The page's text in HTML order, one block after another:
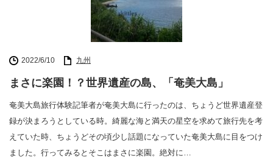
2022/6/10 九州
まさに楽園！？世界遺産の島、「奄美大島」
奄美大島旅行体験記筆者が奄美大島に行ったのは、ちょうど世界遺産登
録が決まろうとしている時。綺麗な海と満天の星空を求めて旅行先を考
えていた時、ちょうどその頃少し話題になっていた奄美大島に目をつけ
ました。行ってみるとそこはまさに楽園。絶対に…